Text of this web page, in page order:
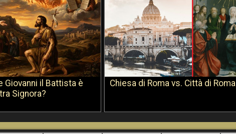
Giovanni il Battista è
Signora?
Chiesa di Roma vs. Città di Roma